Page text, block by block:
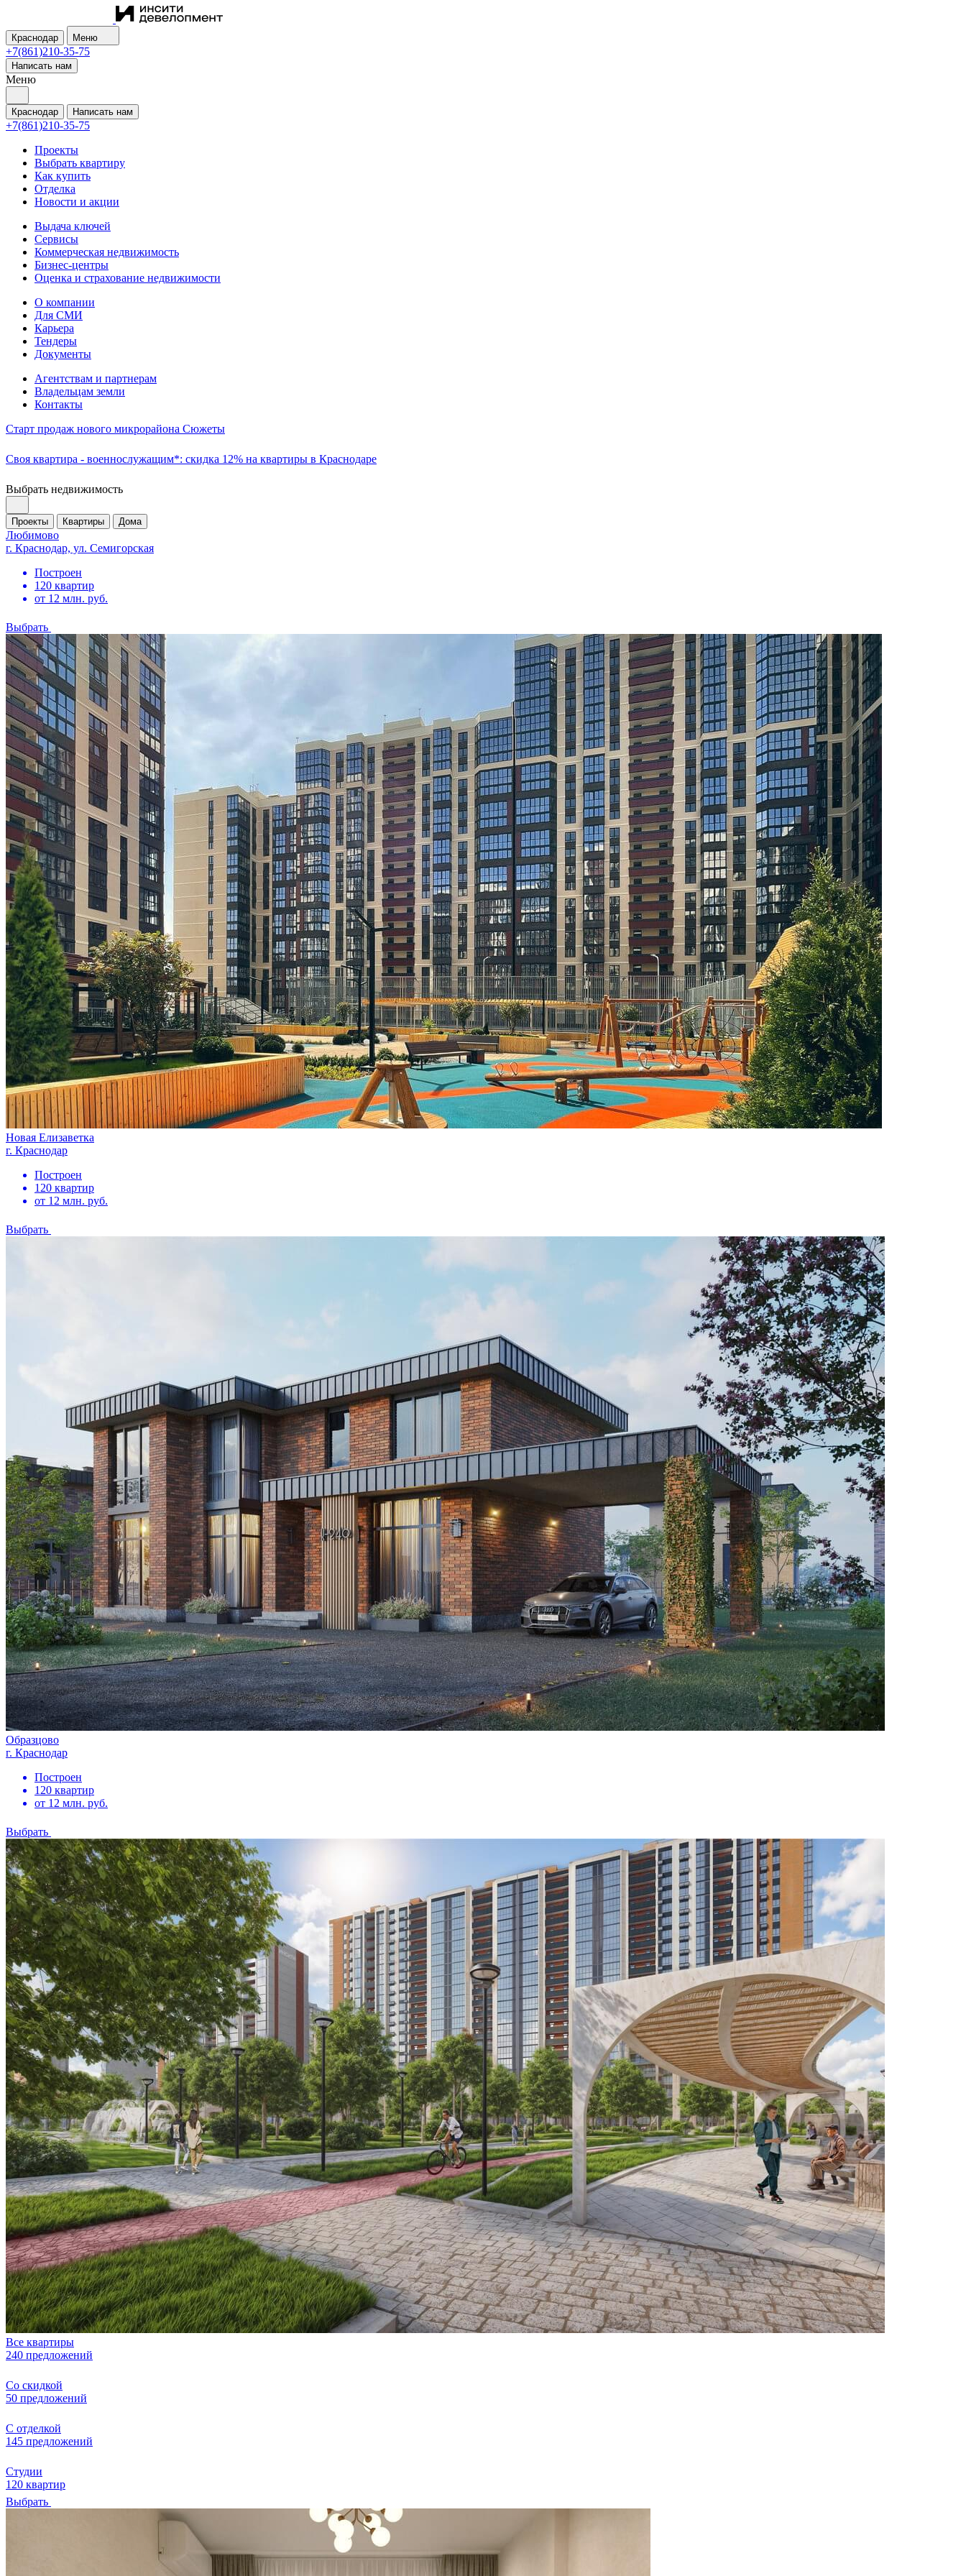
Краснодар Меню
+7(861)210-35-75
Написать нам
Меню
Краснодар Написать нам
+7(861)210-35-75
Проекты
Выбрать квартиру
Как купить
Отделка
Новости и акции
Выдача ключей
Сервисы
Коммерческая недвижимость
Бизнес-центры
Оценка и страхование недвижимости
О компании
Для СМИ
Карьера
Тендеры
Документы
Агентствам и партнерам
Владельцам земли
Контакты
Старт продаж нового микрорайона Сюжеты
Своя квартира - военнослужащим*: скидка 12% на квартиры в Краснодаре
Выбрать недвижимость
Проекты Квартиры Дома
Любимово
г. Краснодар, ул. Семигорская
Построен
120 квартир
от 12 млн. руб.
Выбрать
Новая Елизаветка
г. Краснодар
Построен
120 квартир
от 12 млн. руб.
Выбрать
Образцово
г. Краснодар
Построен
120 квартир
от 12 млн. руб.
Выбрать
Все квартиры
240 предложений
Со скидкой
50 предложений
С отделкой
145 предложений
Студии
120 квартир
Выбрать